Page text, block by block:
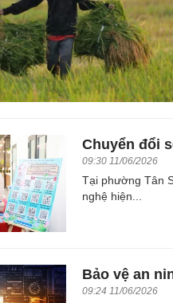
Chuyển đổi
09:30 11/06/2026
Tại phường Tân
nghệ hiện...
Bảo vệ an
09:24 11/06/2026